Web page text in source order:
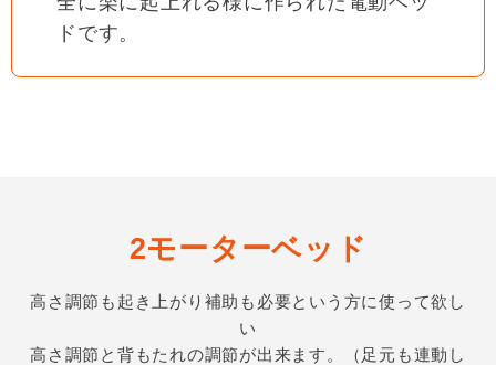
ドです。
2モーターベッド
高さ調節も起き上がり補助も必要という方に使って欲し
い
高さ調節と背もたれの調節が出来ます。（足元も連動し